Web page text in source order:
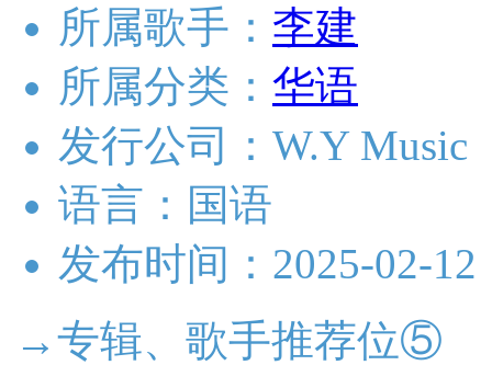
所属歌手： 李建
所属分类： 华语
发行公司： W.Y Music
语言： 国语
发布时间： 2025-02-12
→专辑、歌手推荐位⑤